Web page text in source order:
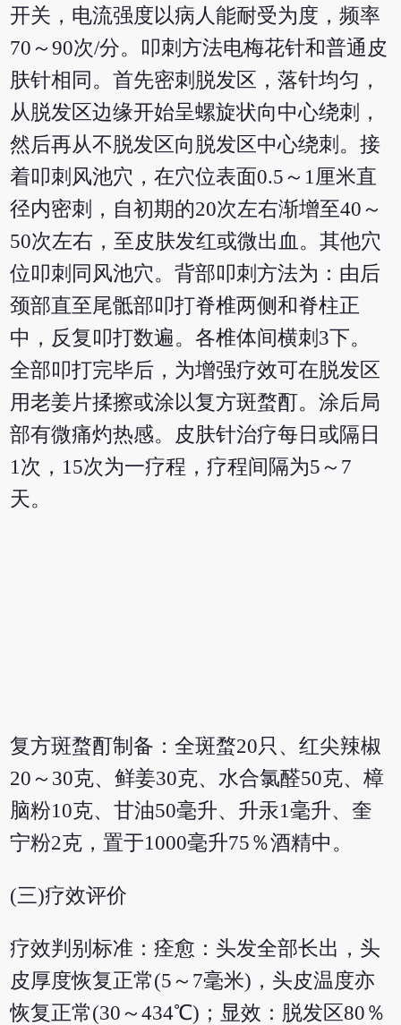
开关，电流强度以病人能耐受为度，频率
70～90次/分。叩刺方法电梅花针和普通皮
肤针相同。首先密刺脱发区，落针均匀，
从脱发区边缘开始呈螺旋状向中心绕刺，
然后再从不脱发区向脱发区中心绕刺。接
着叩刺风池穴，在穴位表面0.5～1厘米直
径内密刺，自初期的20次左右渐增至40～
50次左右，至皮肤发红或微出血。其他穴
位叩刺同风池穴。背部叩刺方法为：由后
颈部直至尾骶部叩打脊椎两侧和脊柱正
中，反复叩打数遍。各椎体间横刺3下。
全部叩打完毕后，为增强疗效可在脱发区
用老姜片揉擦或涂以复方斑蝥酊。涂后局
部有微痛灼热感。皮肤针治疗每日或隔日
1次，15次为一疗程，疗程间隔为5～7
天。
复方斑蝥酊制备：全斑蝥20只、红尖辣椒
20～30克、鲜姜30克、水合氯醛50克、樟
脑粉10克、甘油50毫升、升汞1毫升、奎
宁粉2克，置于1000毫升75％酒精中。
(三)疗效评价
疗效判别标准：痊愈：头发全部长出，头
皮厚度恢复正常(5～7毫米)，头皮温度亦
恢复正常(30～434℃)；显效：脱发区80％